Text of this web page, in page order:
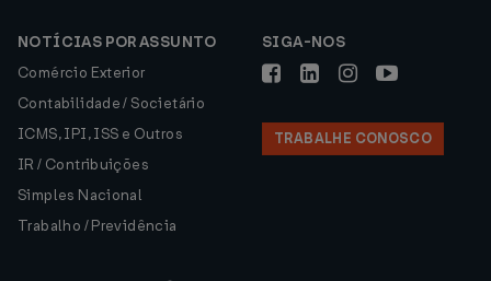
NOTÍCIAS POR ASSUNTO
Comércio Exterior
Contabilidade / Societário
ICMS, IPI, ISS e Outros
IR / Contribuições
Simples Nacional
Trabalho / Previdência
SIGA-NOS
TRABALHE CONOSCO